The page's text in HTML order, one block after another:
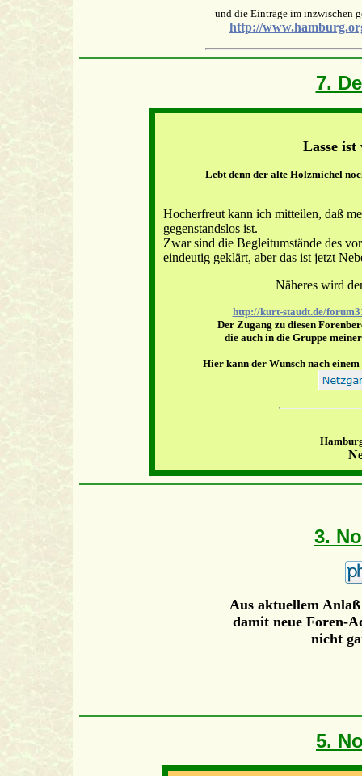
und die Einträge im inzwischen
http://
7.
Lasse
Lebt denn der alte Holzmichel
Hocherfreut kann ich mitteilen, daß
gegenstandslos ist.
Zwar sind die Begleitumstände des
eindeutig geklärt, aber das ist jetzt
Näheres wird
http://kurt-staudt.de/
Der Zugang zu diesen
die auch in die Gruppe
Hier kann der Wunsch nach
3.
Aus aktuellem Anlaß
damit neue Foren-
nicht
5.